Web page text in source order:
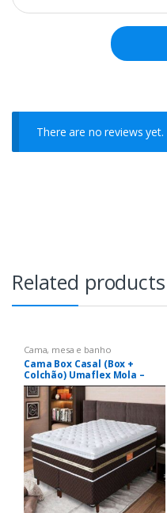
There are no reviews yet.
Related products
Cama, mesa e banho
Cama Box Casal (Box +
Colchão) Umaflex Mola –
75cm de Altura Prada